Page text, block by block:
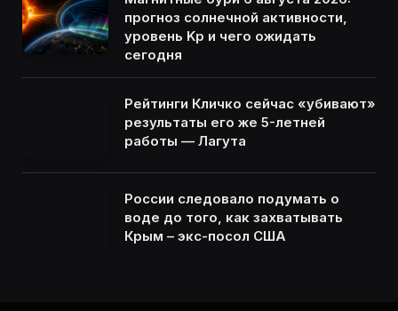
прогноз солнечной активности,
уровень Kp и чего ожидать
сегодня
Рейтинги Кличко сейчас «убивают»
результаты его же 5-летней
работы — Лагута
России следовало подумать о
воде до того, как захватывать
Крым – экс-посол США